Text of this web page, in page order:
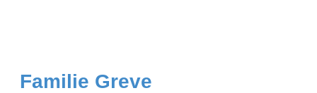
Familie Greve